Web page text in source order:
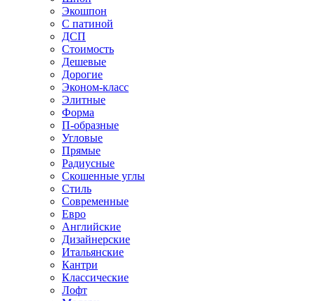
Экошпон
С патиной
ДСП
Стоимость
Дешевые
Дорогие
Эконом-класс
Элитные
Форма
П-образные
Угловые
Прямые
Радиусные
Скошенные углы
Стиль
Современные
Евро
Английские
Дизайнерские
Итальянские
Кантри
Классические
Лофт